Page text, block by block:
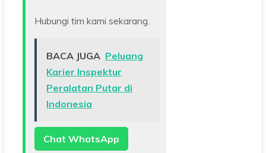
Hubungi tim kami sekarang.
BACA JUGA Peluang
Karier Inspektur
Peralatan Putar di
Indonesia
Chat WhatsApp